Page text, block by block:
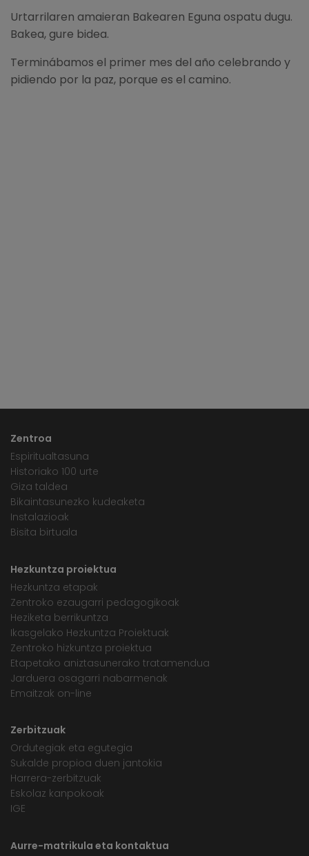
Urtarrilaren amaieran Bakearen Eguna ospatu dugu.
Bakea, gure bidea.
Terminábamos el primer mes del año celebrando y
pidiendo por la paz, porque es el camino.
Zentroa
Espiritualtasuna
Historiako 100 urte
Giza taldea
Bikaintasunezko kudeaketa
Instalazioak
Bisita birtuala
Hezkuntza proiektua
Hezkuntza etapak
Zentroko ezaugarri pedagogikoak
Heziketa berrikuntza
Ikasgelako Hezkuntza Proiektuak
Zentroko hizkuntza proiektua
Etapetako aniztasunerako tratamendua
Jarduera osagarri nabarmenak
Emaitzak on-line
Zerbitzuak
Ordutegiak eta egutegia
Sukalde propioa duen jantokia
Harrera-zerbitzuak
Eskolaz kanpokoak
IGE
Aurre-matrikula eta kontaktua